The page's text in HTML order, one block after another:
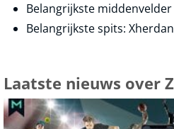
Belangrijkste
Belangrijkste spits:
Laatste nieuws over